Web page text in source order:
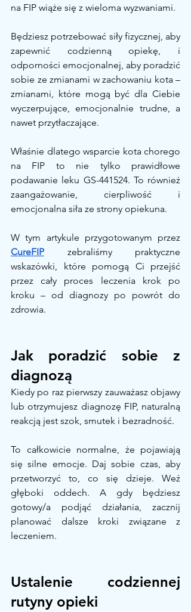
na FIP wiąże się z wieloma wyzwaniami.
Będziesz potrzebować siły fizycznej, aby
zapewnić codzienną opiekę, i
odporności emocjonalnej, aby poradzić
sobie ze zmianami w zachowaniu kota –
zmianami, które mogą być dla Ciebie
wyczerpujące, emocjonalnie trudne, a
nawet przytłaczające.
Właśnie dlatego wsparcie kota chorego
na FIP to nie tylko prawidłowe
podawanie leku GS-441524. To również
zaangażowanie, cierpliwość i
emocjonalna siła ze strony opiekuna.
CureFIP
zebraliśmy praktyczne
wskazówki, które pomogą Ci przejść
przez cały proces leczenia krok po
kroku – od diagnozy po powrót do
zdrowia.
Jak poradzić sobie z
diagnozą
Kiedy po raz pierwszy zauważasz objawy
lub otrzymujesz diagnozę FIP, naturalną
reakcją jest szok, smutek i bezradność.
To całkowicie normalne, że pojawiają
się silne emocje. Daj sobie czas, aby
przetworzyć to, co się dzieje. Weź
głęboki oddech. A gdy będziesz
gotowy/a podjąć działania, zacznij
planować dalsze kroki związane z
leczeniem.
Ustalenie codziennej
rutyny opieki